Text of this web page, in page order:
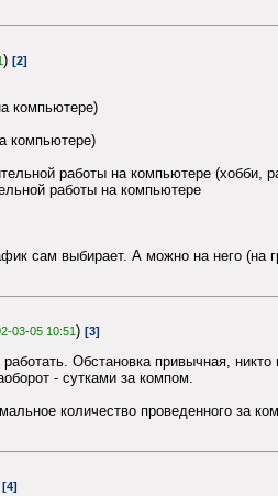
) [2]
компьютере)
компьютере)
работы на компьютере (хобби,
работы на компьютере
сам выбирает. А можно на него (на
03-05 10:51) [3]
Обстановка привычная,
- сутками за компом.
количество проведенного за
[4]